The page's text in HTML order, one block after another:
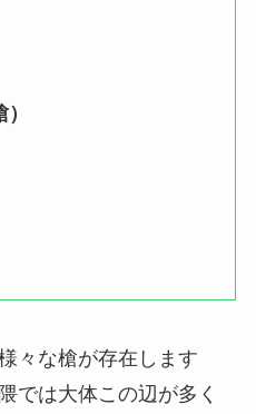
々な槍が存在します
では大体この辺が多く